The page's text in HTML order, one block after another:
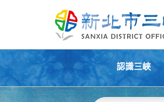
認識三峽